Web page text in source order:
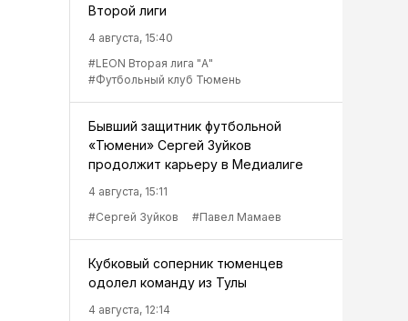
Второй лиги
4 августа, 15:40
#LEON Вторая лига "А"
#Футбольный клуб Тюмень
Бывший защитник футбольной
«Тюмени» Сергей Зуйков
продолжит карьеру в Медиалиге
4 августа, 15:11
#Сергей Зуйков
#Павел Мамаев
Кубковый соперник тюменцев
одолел команду из Тулы
4 августа, 12:14